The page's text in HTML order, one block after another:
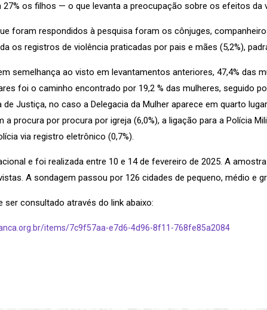
os filhos — o que levanta a preocupação sobre os efeitos da
foram respondidos à pesquisa foram os cônjuges,
os registros de violência praticadas por pais e mães (5,2%),
semelhança ao visto em levantamentos anteriores, 47,4% das
foi o caminho encontrado por 19,2 % das mulheres, seguido
Justiça, no caso a Delegacia da Mulher aparece em quarto
procura por procura por igreja (6,0%), a ligação para a Polícia
via registro eletrônico (0,7%).
e foi realizada entre 10 e 14 de fevereiro de 2025. A
A sondagem passou por 126 cidades de pequeno, médio e
consultado através do link abaixo:
items/7c9f57aa-e7d6-4d96-8f11-768fe85a2084